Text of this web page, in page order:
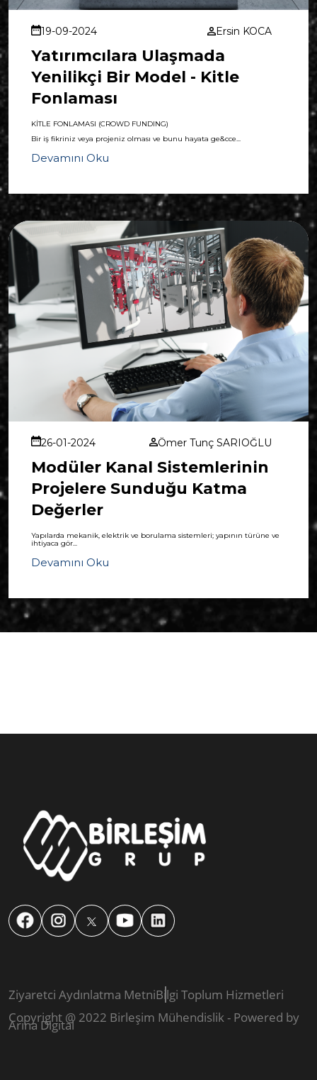
19-09-2024 Ersin KOCA
Yatırımcılara Ulaşmada
Yenilikçi Bir Model - Kitle
Fonlaması
KİTLE FONLAMASI (CROWD FUNDING)
Bir iş fikriniz veya projeniz olması ve bunu hayata ge&cce...
Devamını Oku
26-01-2024 Ömer Tunç SARIOĞLU
Modüler Kanal Sistemlerinin
Projelere Sunduğu Katma
Değerler
Yapılarda mekanik, elektrik ve borulama sistemleri; yapının türüne ve
ihtiyaca gör...
Devamını Oku
Ziyaretci Aydınlatma MetniBilgi Toplum Hizmetleri
Copyright @ 2022 Birleşim Mühendislik - Powered by
Arina Digital